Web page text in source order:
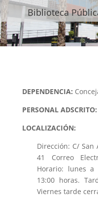
Biblioteca
DEPENDENCIA:
PERSONAL ADSCRITO:
LOCALIZACIÓN:
Dirección: C/ San
41 Correo
Horario: lunes a
13:00 horas.
Viernes tarde